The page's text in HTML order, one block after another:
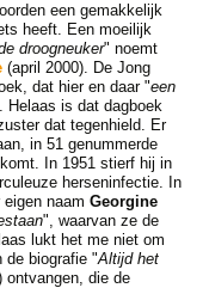
een gemakkelijk
heeft. Een moeilijk
droogneuker" noemt
(april 2000). De Jong
dat hier en daar "een
Helaas is dat dagboek
dat tegenhield. Er
in 51 genummerde
In 1951 stierf hij in
herseninfectie. In
naam Georgine
", waarvan ze de
lukt het me niet om
de biografie "Altijd het
ontvangen, die de